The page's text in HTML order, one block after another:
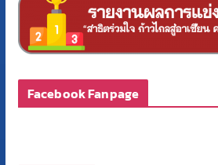
Facebook Fanpage